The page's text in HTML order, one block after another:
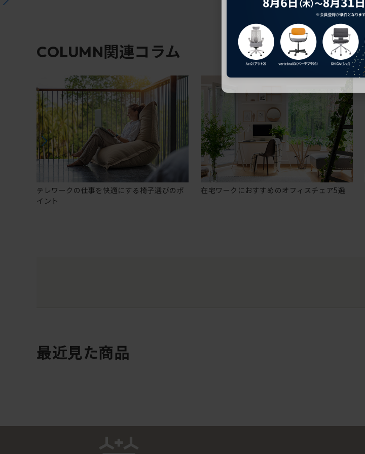
COLUMN関連コラム
テレワークの仕事を快適にする椅子選びのポ
イント
在宅ワークにおすすめのオフィスチェア5選
最近見た商品